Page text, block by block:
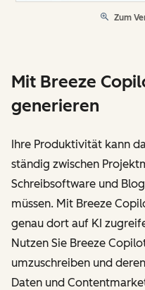
Zum
Mit Breeze
generieren
Ihre Produktivität kann
ständig zwischen
Schreibsoftware und
müssen. Mit Breeze
genau dort auf KI
Nutzen Sie Breeze
umzuschreiben und
Daten und